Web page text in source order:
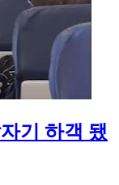
기 하객 됐